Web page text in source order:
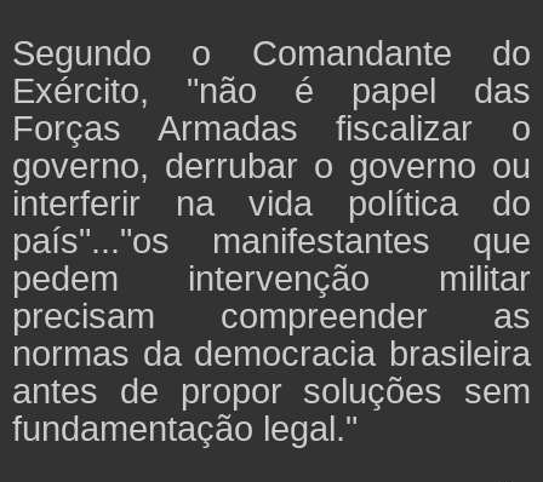
Segundo o Comandante do
Exército, "não é papel das
Forças Armadas fiscalizar o
governo, derrubar o governo ou
interferir na vida política do
país"..."os manifestantes que
pedem intervenção militar
precisam compreender as
normas da democracia brasileira
antes de propor soluções sem
fundamentação legal."